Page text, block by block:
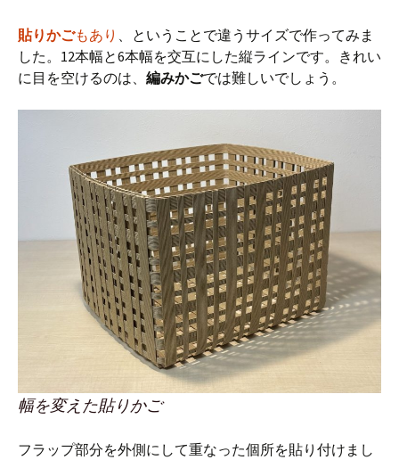
貼りかごもあり 、ということで違うサイズで作ってみま
した。12本幅と6本幅を交互にした縦ラインです。きれい
に目を空けるのは、 編みかごでは難しいでしょう。
幅を変えた貼りかご
フラップ部分を外側にして重なった個所を貼り付けまし